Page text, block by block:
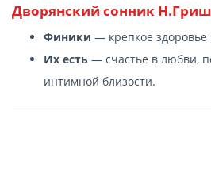
Дворянский сонник
Финики — крепкое здоровье
Их есть — счастье в любви,
интимной близости.